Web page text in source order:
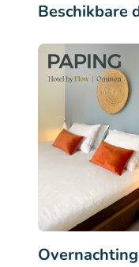
Beschikbare